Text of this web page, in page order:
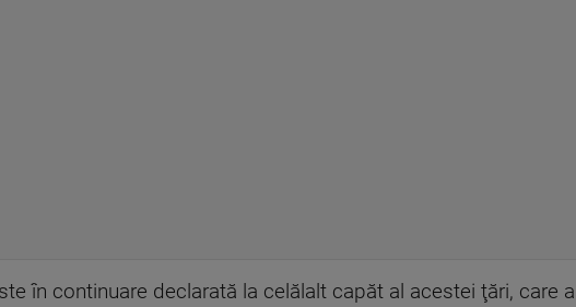
în continuare declarată la celălalt capăt al acestei ţări, care